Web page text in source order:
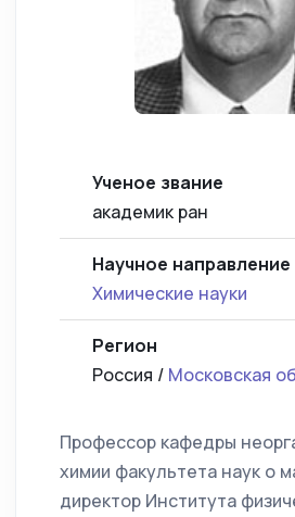
Ученое звание
академик ран
Научное направление
Химические науки
Регион
Россия / Московская
Профессор кафедры
химии факультета наук о
директор Института